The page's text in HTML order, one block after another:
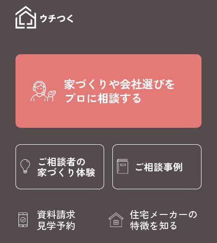
家づくりや会社選びを
プロに相談する
ご相談者の
家づくり体験 ご相談事例
資料請求
見学予約
住宅メーカーの
特徴を知る